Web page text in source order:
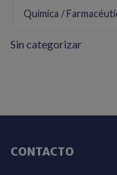
Química /
Sin categorizar
CONTACTO